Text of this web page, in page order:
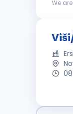
We are